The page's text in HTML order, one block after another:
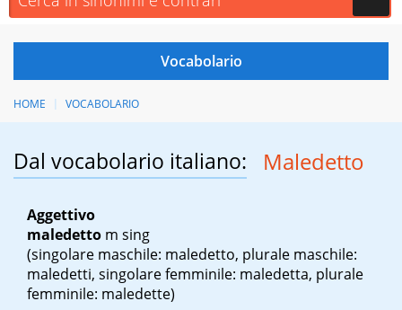
HOME VOCABOLARIO
Dal vocabolario italiano: Maledetto
Aggettivo
maledetto m sing
(singolare maschile: maledetto, plurale maschile:
maledetti, singolare femminile: maledetta, plurale
femminile: maledette)